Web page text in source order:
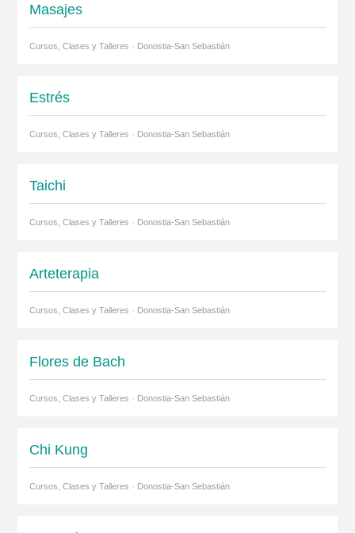
Masajes
Cursos, Clases y Talleres · Donostia-San Sebastián
Estrés
Cursos, Clases y Talleres · Donostia-San Sebastián
Taichi
Cursos, Clases y Talleres · Donostia-San Sebastián
Arteterapia
Cursos, Clases y Talleres · Donostia-San Sebastián
Flores de Bach
Cursos, Clases y Talleres · Donostia-San Sebastián
Chi Kung
Cursos, Clases y Talleres · Donostia-San Sebastián